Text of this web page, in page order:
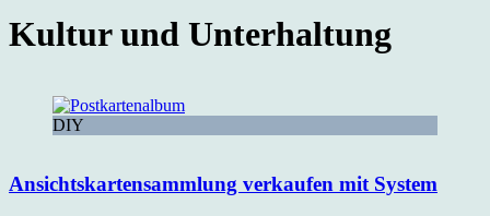
Kultur und Unterhaltung
DIY
Ansichtskartensammlung verkaufen mit System